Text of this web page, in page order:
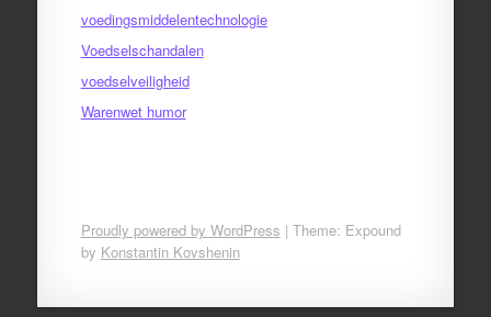
voedingsmiddelentechnologie
Voedselschandalen
voedselveiligheid
Warenwet humor
Proudly powered by WordPress | Theme: Expound
by Konstantin Kovshenin